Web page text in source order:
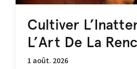
Cultiver
L’Art De La
1 août. 2026